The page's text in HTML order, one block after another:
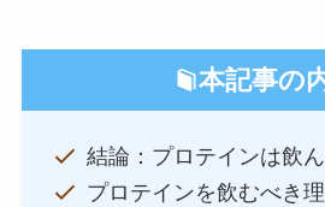
本記事の
結論：プロテインは飲
プロテインを飲むべき